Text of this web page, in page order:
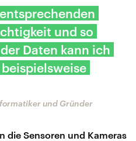
und so
Daten kann ich
und Gründer
die Sensoren und Kameras